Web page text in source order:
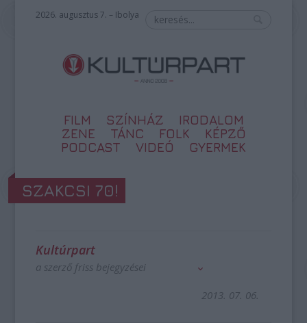
2026. augusztus 7. – Ibolya
FILM SZÍNHÁZ
IRODALOM
ZENE
TÁNC FOLK
KÉPZŐ
PODCAST
VIDEÓ GYERMEK
SZAKCSI 70!
Kultúrpart
a szerző friss bejegyzései
2013. 07. 06.